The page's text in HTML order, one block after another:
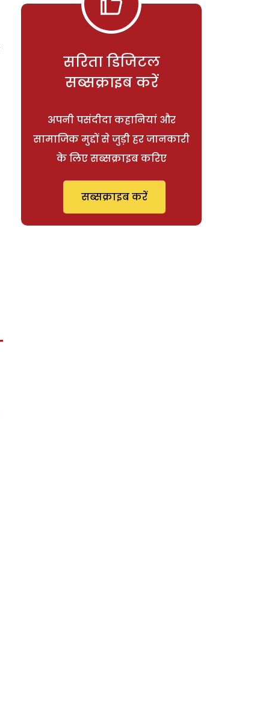
सरिता डिजिटल
सब्सक्राइब करें
अपनी पसंदीदा कहानियां और
सामाजिक मुद्दों से जुड़ी हर जानकारी
के लिए सब्सक्राइब करिए
सब्सक्राइब करें